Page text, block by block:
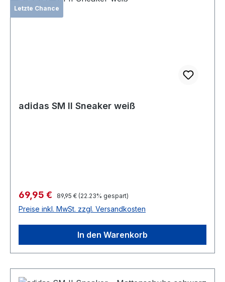
Letzte Chance
adidas SM II Sneaker weiß
Verkaufspreis:
69,95 € Regulärer Preis:
89,95 € (22.23% gespart)
Preise inkl. MwSt. zzgl. Versandkosten
In den Warenkorb